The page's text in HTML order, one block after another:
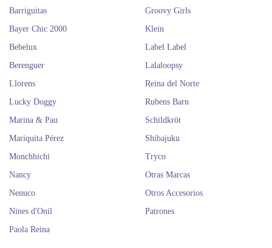
Barriguitas
Bayer Chic 2000
Bebelux
Berenguer
Groovy Girls
Klein
Label Label
Lalaloopsy
Llorens
Lucky Doggy
Marina & Pau
Mariquita Pérez
Monchhichi
Nancy
Nenuco
Nines d'Onil
Paola Reina
Reina del Norte
Rubens Barn
Schildkröt
Shibajuku
Tryco
Otras Marcas
Otros Accesorios
Patrones